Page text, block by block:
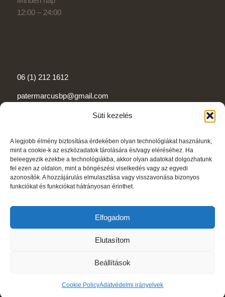
Süti kezelés
A legjobb élmény biztosítása érdekében olyan technológiákat használunk,
mint a cookie-k az eszközadatok tárolására és/vagy eléréséhez. Ha
beleegyezik ezekbe a technológiákba, akkor olyan adatokat dolgozhatunk
fel ezen az oldalon, mint a böngészési viselkedés vagy az egyedi
azonosítók. A hozzájárulás elmulasztása vagy visszavonása bizonyos
funkciókat és funkciókat hátrányosan érinthet.
Elfogadom
Elutasítom
Beállítások
Cookie PolicyAdatvédelmi irányelvek
12:00 – 24:00
06 (1) 212 1612
patermarcusbp@gmail.com
Adatvédelem és adatkezelés
Asztalfoglalás
Cookie Policy (EU)
weboldalon található információk tájékoztató jellegűek az esetleges elírásokért
Adatvédelem és adatkezelés
Asztalfoglalás Cookie Policy (EU)